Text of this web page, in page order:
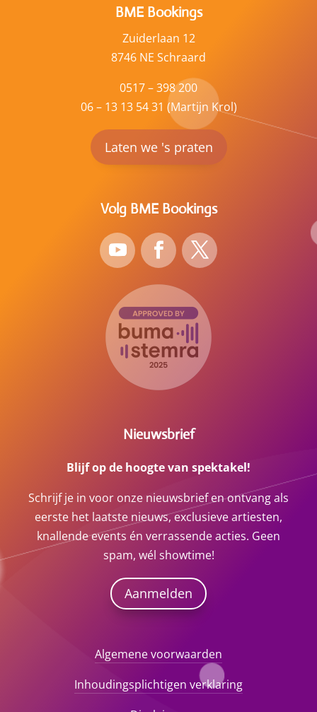
BME Bookings
Zuiderlaan 12
8746 NE Schraard
0517 – 398 200
06 – 13 13 54 31 (Martijn Krol)
Laten we 's praten
Volg BME Bookings
Nieuwsbrief
Blijf op de hoogte van spektakel!
Schrijf je in voor onze nieuwsbrief en ontvang als
eerste het laatste nieuws, exclusieve artiesten,
knallende events én verrassende acties. Geen
spam, wél showtime!
Aanmelden
Algemene voorwaarden
Inhoudingsplichtigen verklaring